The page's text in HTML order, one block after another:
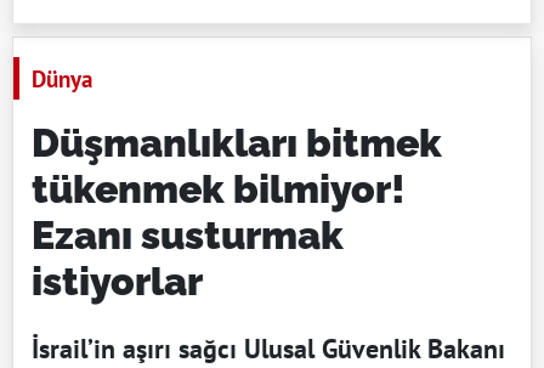
Dünya
Düşmanlıkları bitmek
tükenmek bilmiyor!
Ezanı susturmak
istiyorlar
İsrail’in aşırı sağcı Ulusal Güvenlik Bakanı